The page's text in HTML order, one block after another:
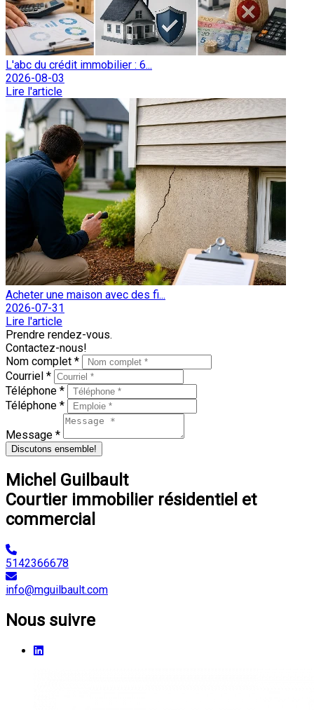
L'abc du crédit immobilier : 6...
2026-08-03
Lire l'article
Acheter une maison avec des fi...
2026-07-31
Lire l'article
Prendre rendez-vous.
Contactez-nous!
Nom complet *
Courriel *
Téléphone *
Téléphone *
Message *
Discutons ensemble!
Michel Guilbault
Courtier immobilier résidentiel et
commercial
5142366678
info@mguilbault.com
Nous suivre